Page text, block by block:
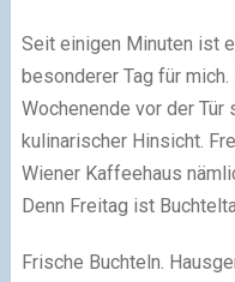
Seit einigen Minuten ist
besonderer Tag für
Wochenende vor der Tür
kulinarischer Hinsicht.
Wiener Kaffeehaus
Denn Freitag ist
Frische Buchteln.